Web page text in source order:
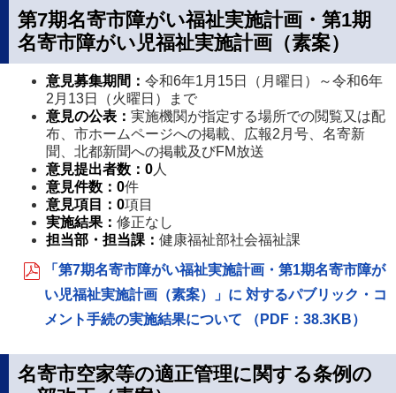
第7期名寄市障がい福祉実施計画・第1期
名寄市障がい児福祉実施計画（素案）
意見募集期間： 令和6年1月15日（月曜日）～令和6年
2月13日（火曜日）まで
意見の公表： 実施機関が指定する場所での閲覧又は配
布、市ホームページへの掲載、広報2月号、名寄新
聞、北都新聞への掲載及びFM放送
意見提出者数 ： 0 人
意見件数 ：0件
意見項目
：0項目
実施結果： 修正なし
担当部・担当課 ： 健康福祉部社会福祉課
「第7期名寄市障がい福祉実施計画・第1期名寄市障が
い児福祉実施計画（素案）」に 対するパブリック・コ
メント手続の実施結果について （PDF：38.3KB）
名寄市空家等の適正管理に関する条例の